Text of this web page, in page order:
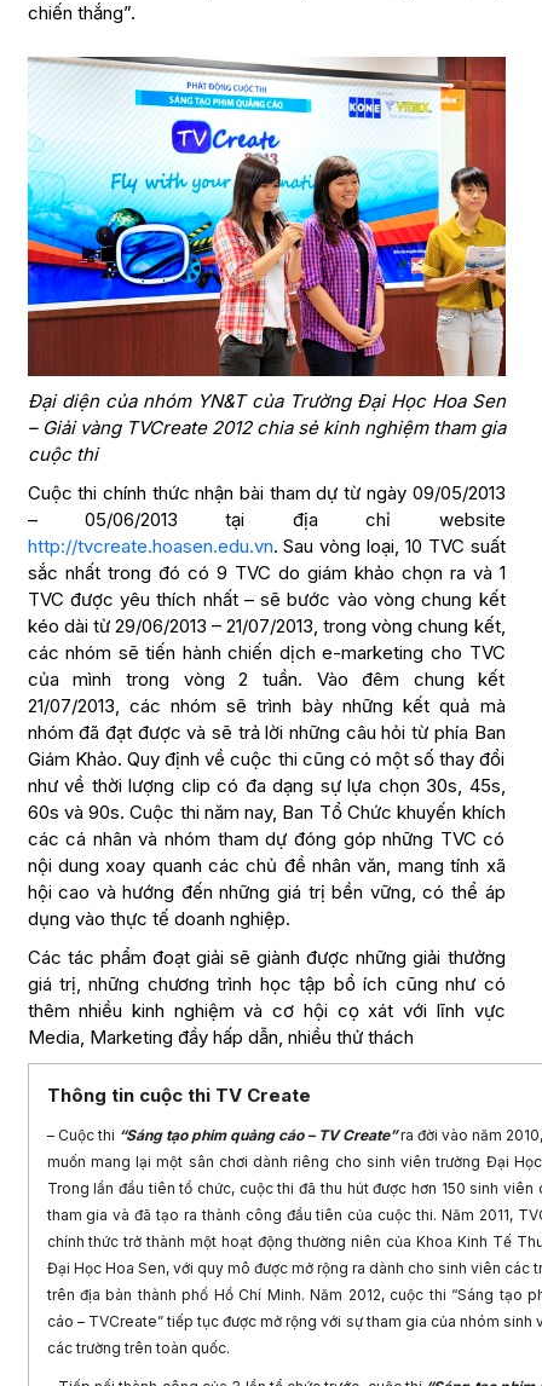
chiến thắng”.
Đại diện của nhóm YN&T của Trường Đại Học Hoa Sen
– Giải vàng TVCreate 2012 chia sẻ kinh nghiệm tham gia
cuộc thi
Cuộc thi chính thức nhận bài tham dự từ ngày 09/05/2013
– 05/06/2013 tại địa chỉ website
http://tvcreate.hoasen.edu.vn. Sau vòng loại, 10 TVC suất
sắc nhất trong đó có 9 TVC do giám khảo chọn ra và 1
TVC được yêu thích nhất – sẽ bước vào vòng chung kết
kéo dài từ 29/06/2013 – 21/07/2013, trong vòng chung kết,
các nhóm sẽ tiến hành chiến dịch e-marketing cho TVC
của mình trong vòng 2 tuần. Vào đêm chung kết
21/07/2013, các nhóm sẽ trình bày những kết quả mà
nhóm đã đạt được và sẽ trả lời những câu hỏi từ phía Ban
Giám Khảo. Quy định về cuộc thi cũng có một số thay đổi
như về thời lượng clip có đa dạng sự lựa chọn 30s, 45s,
60s và 90s. Cuộc thi năm nay, Ban Tổ Chức khuyến khích
các cá nhân và nhóm tham dự đóng góp những TVC có
nội dung xoay quanh các chủ đề nhân văn, mang tính xã
hội cao và hướng đến những giá trị bền vững, có thể áp
dụng vào thực tế doanh nghiệp.
Các tác phẩm đoạt giải sẽ giành được những giải thưởng
giá trị, những chương trình học tập bổ ích cũng như có
thêm nhiều kinh nghiệm và cơ hội cọ xát với lĩnh vực
Media, Marketing đầy hấp dẫn, nhiều thử thách
Thông tin cuộc thi TV Create
– Cuộc thi “Sáng tạo phim quảng cáo – TV Create”ra đời vào năm
muốn mang lại một sân chơi dành riêng cho sinh viên trường Đại
Trong lần đầu tiên tổ chức, cuộc thi đã thu hút được hơn 150 sinh viên
tham gia và đã tạo ra thành công đầu tiên của cuộc thi. Năm 2011,
chính thức trở thành một hoạt động thường niên của Khoa Kinh Tế
Đại Học Hoa Sen, với quy mô được mở rộng ra dành cho sinh viên các
trên địa bàn thành phố Hồ Chí Minh. Năm 2012, cuộc thi “Sáng tạo
cáo – TVCreate” tiếp tục được mở rộng với sự tham gia của nhóm sinh
các trường trên toàn quốc.